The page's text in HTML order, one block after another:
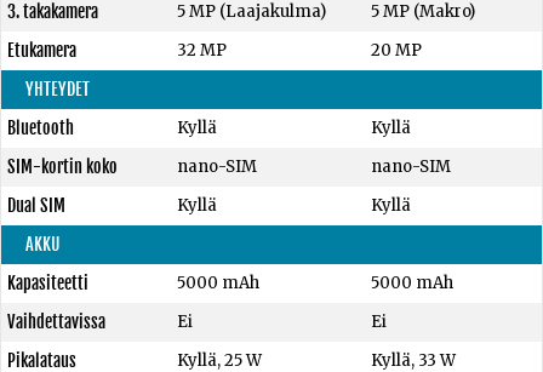
3. takakamera 5 MP (Laajakulma)
5 MP (Makro)
Etukamera
32 MP
20 MP
YHTEYDET
Bluetooth
Kyllä
Kyllä
SIM-kortin koko
nano-SIM
nano-SIM
Dual SIM
Kyllä
Kyllä
AKKU
Kapasiteetti
5000 mAh
5000 mAh
Vaihdettavissa
Ei
Ei
Pikalataus
Kyllä, 25 W
Kyllä, 33 W